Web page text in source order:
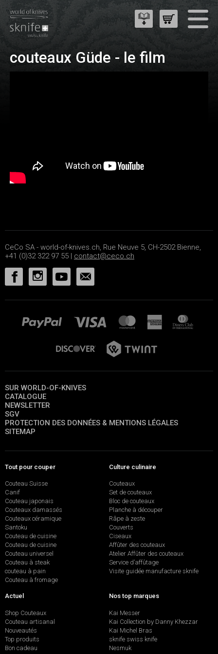
couteaux Güde - le film
CeCo SA - world-of-knives.ch, Rue Neuve 5, CH-2502 Bienne,
+41 (0)32 322 97 55 | contact@ceco.ch
SUR WORLD-OF-KNIVES
CATALOGUE
NEWSLETTER
SGV
PROTECTION DES DONNÉES & MENTIONS LÉGALES
SITEMAP
Tout pour couper
Couteau Suisse
Canif
Couteau japonais
Couteaux damassés
Couteaux céramique
Santoku
Couteau de cuisine
Couteau de cuisine
Couteau universel
Couteau à steak
couteau à pain
Couteau à fromage
Culture culinaire
Couteaux
Set de couteaux
Bloc de couteaux
Planche à découper
Râpe à zeste
Couverts
Ciseaux
Affûter des couteaux
Atelier Affûter des couteaux
Service d’affûtage
Visite guidée manufacture sknife
Actuel
Shop Couteaux
Couteau artisanal
Nouveautés
Top produits
Bon cadeau
Nos top marques
Kai Messer
Kai Collection by Danny Khezzar
Kai Michel Bras
sknife swiss knife
Nesmuk